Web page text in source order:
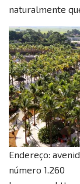
naturalmente
Endereço:
número 1.260